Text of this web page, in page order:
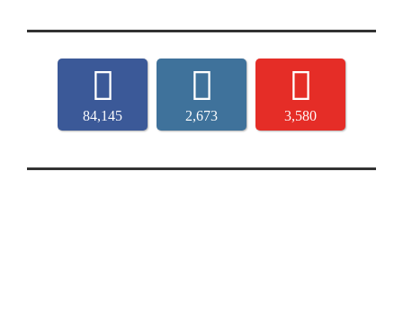
84,145 2,673 3,580